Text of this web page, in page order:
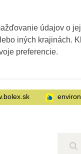
údajov o
iných krajinách.
preferencie.